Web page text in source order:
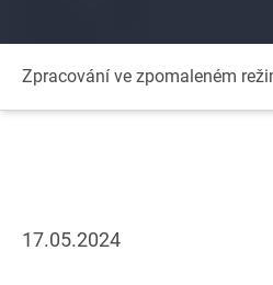
Zpracování ve zpomaleném
17.05.2024